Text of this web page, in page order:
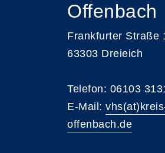
Offenbach
Frankfurter Straße
63303 Dreieich
Telefon: 06103
E-Mail:
offenbach.de